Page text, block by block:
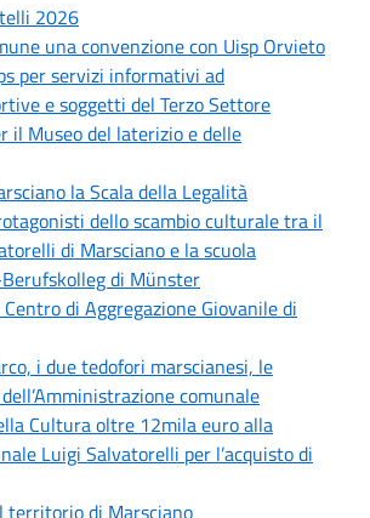
2026
una convenzione con Uisp Orvieto
per servizi informativi ad
e soggetti del Terzo Settore
il Museo del laterizio e delle
la Scala della Legalità
dello scambio culturale tra il
di Marsciano e la scuola
di Münster
Centro di Aggregazione Giovanile di
i due tedofori marscianesi, le
comunale
Cultura oltre 12mila euro alla
Luigi Salvatorelli per l’acquisto di
territorio di Marsciano